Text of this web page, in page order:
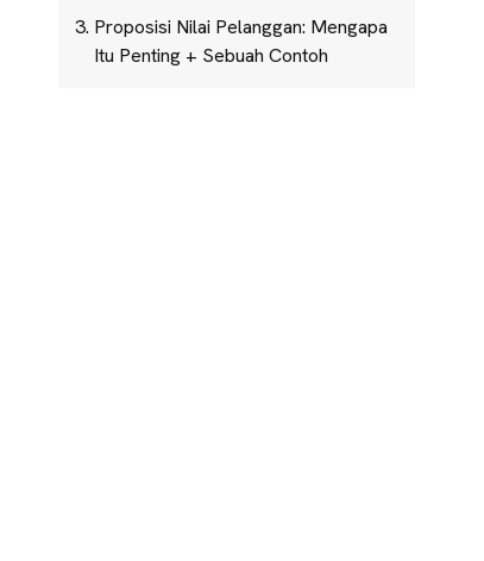
Proposisi Nilai Pelanggan: Mengapa
Itu Penting + Sebuah Contoh